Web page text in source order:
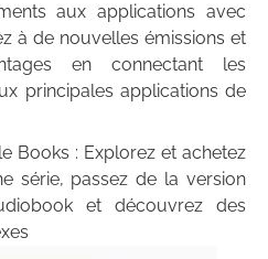
aux applications avec
à de nouvelles émissions et
en connectant les
principales applications de
Books : Explorez et achetez
série, passez de la version
et découvrez des